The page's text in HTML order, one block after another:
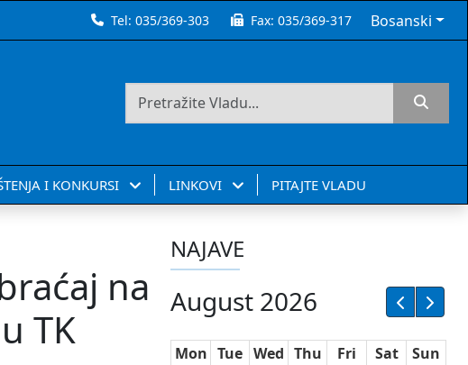
Tel:035/369-303 Fax:035/369-317 Bosanski
I KONKURSI LINKOVI PITAJTE VLADU
na
TK
NAJAVE
August 2026
Mon Tue Wed Thu Fri Sat
Sun